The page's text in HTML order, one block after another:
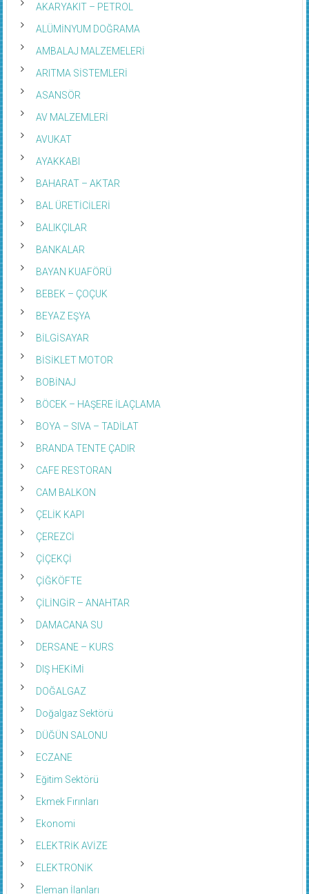
AKARYAKIT – PETROL
ALÜMİNYUM DOĞRAMA
AMBALAJ MALZEMELERİ
ARITMA SİSTEMLERİ
ASANSÖR
AV MALZEMLERİ
AVUKAT
AYAKKABI
BAHARAT – AKTAR
BAL ÜRETİCİLERİ
BALIKÇILAR
BANKALAR
BAYAN KUAFÖRÜ
BEBEK – ÇOÇUK
BEYAZ EŞYA
BİLGİSAYAR
BİSİKLET MOTOR
BOBİNAJ
BÖCEK – HAŞERE İLAÇLAMA
BOYA – SIVA – TADİLAT
BRANDA TENTE ÇADIR
CAFE RESTORAN
CAM BALKON
ÇELİK KAPI
ÇEREZCİ
ÇİÇEKÇİ
ÇİĞKÖFTE
ÇİLİNGİR – ANAHTAR
DAMACANA SU
DERSANE – KURS
DIŞ HEKİMİ
DOĞALGAZ
Doğalgaz Sektörü
DÜĞÜN SALONU
ECZANE
Eğitim Sektörü
Ekmek Fırınları
Ekonomi
ELEKTRİK AVİZE
ELEKTRONİK
Eleman İlanları